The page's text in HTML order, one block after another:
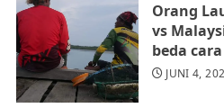
Orang
vs
beda
JUNI 4,